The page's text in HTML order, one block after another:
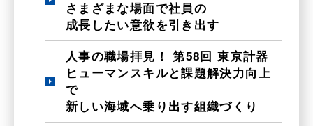
さまざまな場面で社員の
成長したい意欲を引き出す
人事の職場拝見！ 第58回 東京計器
ヒューマンスキルと課題解決力向上
で
新しい海域へ乗り出す組織づくり